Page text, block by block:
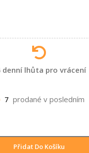
denní lhůta pro vrácení
7 prodané v posledním
Přidat Do Košíku